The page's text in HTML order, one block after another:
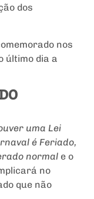
dos
nos
último dia a
uma Lei
é Feriado,
normal e o
no
que não